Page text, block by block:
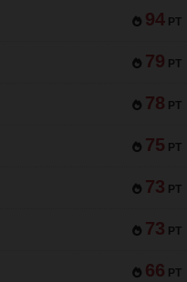
94 PT
79 PT
78 PT
75 PT
73 PT
73 PT
66 PT